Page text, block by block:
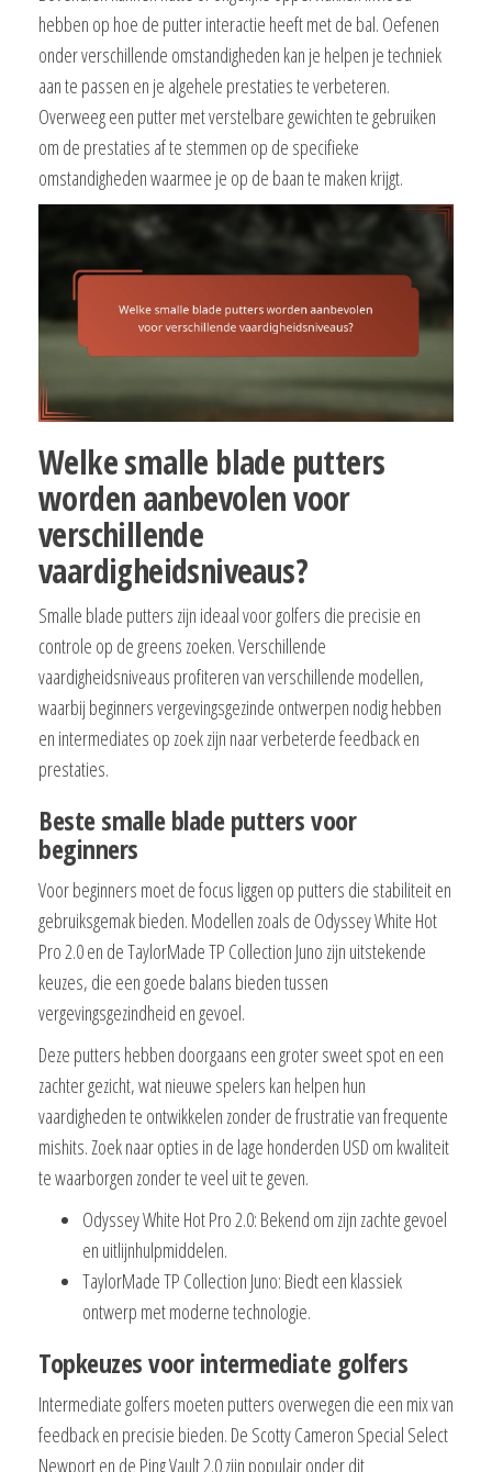
hebben op hoe de putter interactie heeft met de bal. Oefenen
onder verschillende omstandigheden kan je helpen je techniek
aan te passen en je algehele prestaties te verbeteren.
Overweeg een putter met verstelbare gewichten te gebruiken
om de prestaties af te stemmen op de specifieke
omstandigheden waarmee je op de baan te maken krijgt.
Welke smalle blade putters
worden aanbevolen voor
verschillende
vaardigheidsniveaus?
Smalle blade putters zijn ideaal voor golfers die precisie en
controle op de greens zoeken. Verschillende
vaardigheidsniveaus profiteren van verschillende modellen,
waarbij beginners vergevingsgezinde ontwerpen nodig hebben
en intermediates op zoek zijn naar verbeterde feedback en
prestaties.
Beste smalle blade putters voor
beginners
Voor beginners moet de focus liggen op putters die stabiliteit en
gebruiksgemak bieden. Modellen zoals de Odyssey White Hot
Pro 2.0 en de TaylorMade TP Collection Juno zijn uitstekende
keuzes, die een goede balans bieden tussen
vergevingsgezindheid en gevoel.
Deze putters hebben doorgaans een groter sweet spot en een
zachter gezicht, wat nieuwe spelers kan helpen hun
vaardigheden te ontwikkelen zonder de frustratie van frequente
mishits. Zoek naar opties in de lage honderden USD om kwaliteit
te waarborgen zonder te veel uit te geven.
Odyssey White Hot Pro 2.0: Bekend om zijn zachte gevoel
en uitlijnhulpmiddelen.
TaylorMade TP Collection Juno: Biedt een klassiek
ontwerp met moderne technologie.
Topkeuzes voor intermediate golfers
Intermediate golfers moeten putters overwegen die een mix van
feedback en precisie bieden. De Scotty Cameron Special Select
Newport en de Ping Vault 2.0 zijn populair onder dit